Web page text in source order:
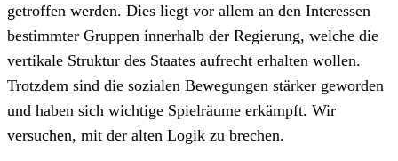
getroffen werden. Dies liegt vor allem an den Interessen
bestimmter Gruppen innerhalb der Regierung, welche die
vertikale Struktur des Staates aufrecht erhalten wollen.
Trotzdem sind die sozialen Bewegungen stärker geworden
und haben sich wichtige Spielräume erkämpft. Wir
versuchen, mit der alten Logik zu brechen.